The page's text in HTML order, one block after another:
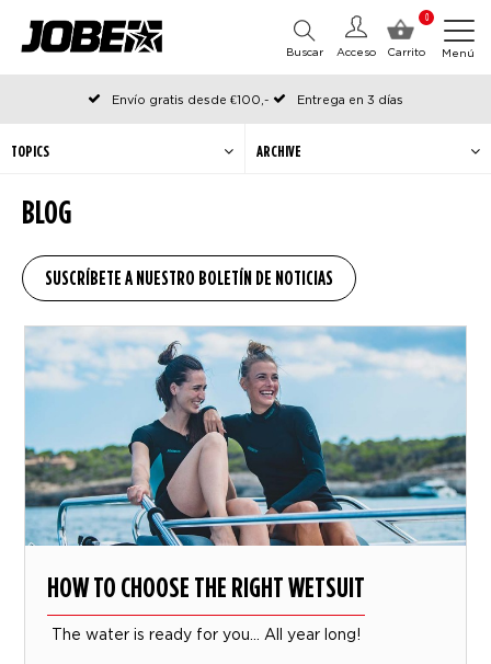
0
Carrito
Acceso
Buscar Menú
Envío gratis desde €100,-
Entrega en 3 días
Pedido antes de las 12:00 en días hábiles, enviado el mismo día
BLOG
TOPICS ARCHIVE
HOW TO CHOOSE THE RIGHT WETSUIT
The water is ready for you... All year long!